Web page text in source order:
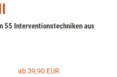
55 Interventionstechniken aus
ab 39,90 EUR